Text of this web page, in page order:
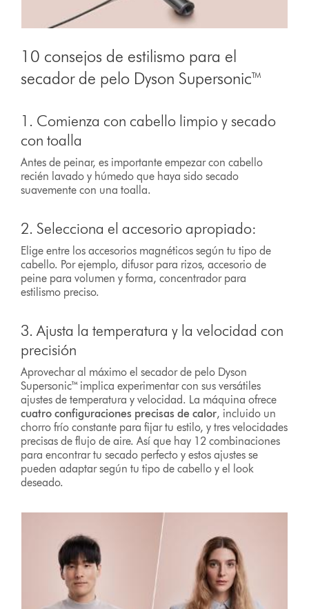
10 consejos de estilismo para el
secador de pelo Dyson Supersonic™
1. Comienza con cabello limpio y secado
con toalla
Antes de peinar, es importante empezar con cabello
recién lavado y húmedo que haya sido secado
suavemente con una toalla.
2. Selecciona el accesorio apropiado:
Elige entre los accesorios magnéticos según tu tipo de
cabello. Por ejemplo, difusor para rizos, accesorio de
peine para volumen y forma, concentrador para
estilismo preciso.
3. Ajusta la temperatura y la velocidad con
precisión
Aprovechar al máximo el secador de pelo Dyson
Supersonic™ implica experimentar con sus versátiles
ajustes de temperatura y velocidad. La máquina ofrece
cuatro configuraciones precisas de calor, incluido un
chorro frío constante para fijar tu estilo, y tres velocidades
precisas de flujo de aire. Así que hay 12 combinaciones
para encontrar tu secado perfecto y estos ajustes se
pueden adaptar según tu tipo de cabello y el look
deseado.